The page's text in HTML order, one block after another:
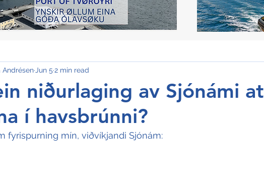
niðurlaging av Sjónámi at
í havsbrúnni?
Andrésen Jun 5 2 min read
fyrispurning mín, viðvíkjandi Sjónám: